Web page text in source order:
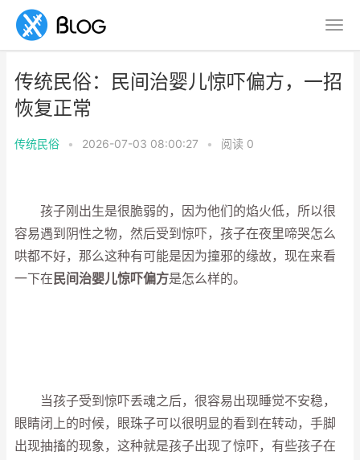
传统民俗：民间治婴儿惊吓偏方，一招
恢复正常
传统民俗 • 2026-07-03 08:00:27 • 阅读 0
孩子刚出生是很脆弱的，因为他们的焰火低，所以很
容易遇到阴性之物，然后受到惊吓，孩子在夜里啼哭怎么
哄都不好，那么这种有可能是因为撞邪的缘故，现在来看
一下在 民间治婴儿惊吓偏方是怎么样的。
当孩子受到惊吓丢魂之后，很容易出现睡觉不安稳，
眼睛闭上的时候，眼珠子可以很明显的看到在转动，手脚
出现抽搐的现象，这种就是孩子出现了惊吓，有些孩子在